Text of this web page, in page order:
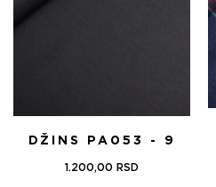
DŽINS PA053 - 9
1.200,00 RSD